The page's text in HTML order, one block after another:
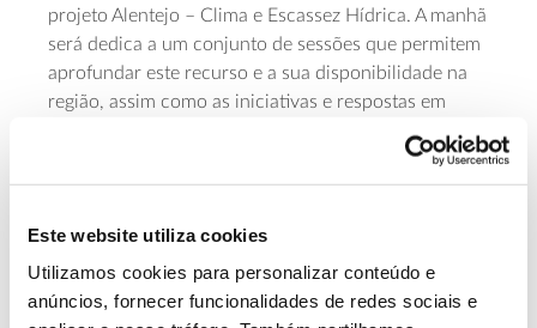
Este website utiliza cookies
Utilizamos cookies para personalizar conteúdo e
anúncios, fornecer funcionalidades de redes sociais e
projeto Alentejo – Clima e Escassez Hídrica. A manhã
será dedica a um conjunto de sessões que permitem
aprofundar este recurso e a sua disponibilidade na
região, assim como as iniciativas e respostas em
curso para sensibilizar e promover a adaptação à
escassez hídrica. De tarde está prevista uma ação de
demonstração da reabilitação das linhas de água, na
Inscreva-se e saiba mais sobre esta
iniciativa